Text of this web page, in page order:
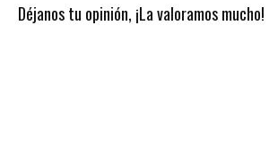
Déjanos tu opinión, ¡La valoramos mucho!